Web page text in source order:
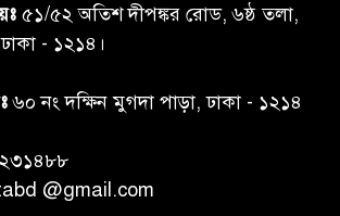
বগুড়ায় প্রাইভেটকারের ধাক্কায় স্বামী-
টাওয়াজ শোনা যায়: স্বরাষ্ট্রমন্ত্রী
৫১/৫২ অতিশ দীপঙ্কর রোড, ৬ষ্ঠ তলা,
- ১২১৪।
৬০ নং দক্ষিন মুগদা পাড়া, ঢাকা - ১২১৪
@gmail.com